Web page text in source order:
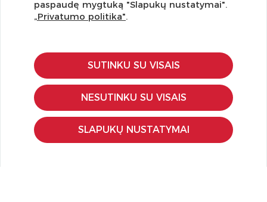
KLIENTŲ APTARNAVIMAS
Pirkimo – pardavimo taisyklės
Pristatymas ir grąžinimas
Apmokėjimo būdai
Kokybės ir saugumo standartai
Privatumo taisyklės
paspaudę mygtuką "Slapukų nustatymai".
„Privatumo politika".
SUTINKU SU VISAIS
NESUTINKU SU VISAIS
SLAPUKŲ NUSTATYMAI